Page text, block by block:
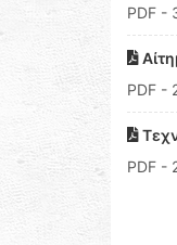
PDF -
PDF -
PDF -